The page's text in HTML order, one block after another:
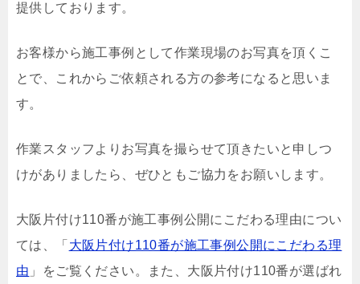
提供しております。
お客様から施工事例として作業現場のお写真を頂くこ
とで、これからご依頼される方の参考になると思いま
す。
作業スタッフよりお写真を撮らせて頂きたいと申しつ
けがありましたら、ぜひともご協力をお願いします。
大阪片付け110番が施工事例公開にこだわる理由につい
ては、「 大阪片付け110番が施工事例公開にこだわる理
由 」をご覧ください。また、大阪片付け110番が選ばれ